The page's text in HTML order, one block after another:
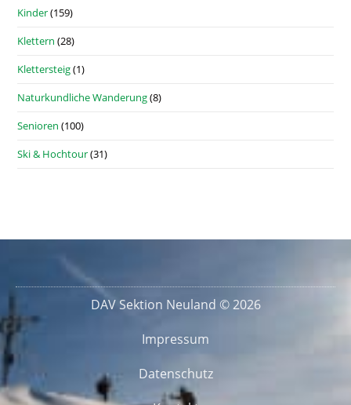
Kinder(159)
Klettern (28)
Klettersteig(1)
Naturkundliche Wanderung(8)
Senioren (100)
Ski & Hochtour(31)
DAV Sektion Neuland © 2026
Impressum
Datenschutz